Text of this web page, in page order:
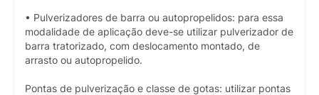
• Pulverizadores de barra ou autopropelidos: para essa
modalidade de aplicação deve-se utilizar pulverizador de
barra tratorizado, com deslocamento montado, de
arrasto ou autopropelido.
Pontas de pulverização e classe de gotas: utilizar pontas